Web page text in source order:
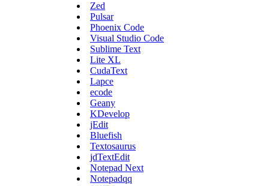
Zed
Pulsar
Phoenix Code
Visual Studio Code
Sublime Text
Lite XL
CudaText
Lapce
ecode
Geany
KDevelop
jEdit
Bluefish
Textosaurus
jdTextEdit
Notepad Next
Notepadqq